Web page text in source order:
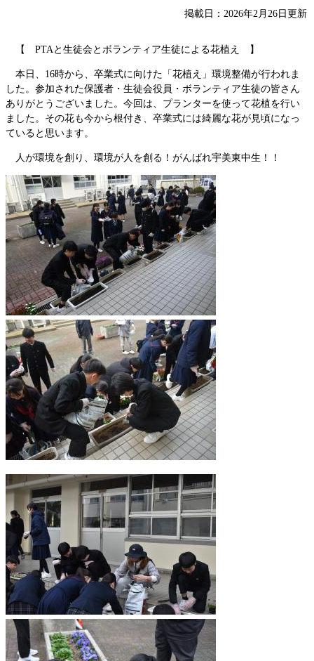
掲載日：2026年2月26日更新
【 PTAと生徒会とボランティア生徒による花植え 】
本日、16時から、卒業式に向けた「花植え」環境整備が行われま
した。参加された保護者・生徒会役員・ボランティア生徒の皆さん
ありがとうございました。今回は、プランターを使って花植を行い
ました。その花も今から根付き、卒業式には綺麗な花が見頃になっ
ていると思います。
人が環境を創り、環境が人を創る！がんばれ宇美東中生！！